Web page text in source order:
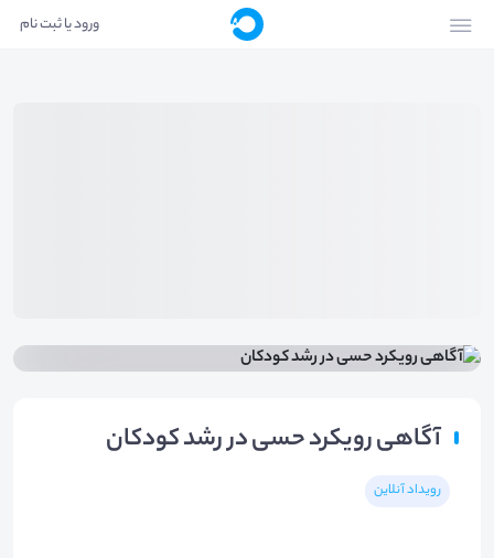
ورود یا ثبت نام
آگاهی رویکرد حسی در رشد کودکان
رویداد آنلاین